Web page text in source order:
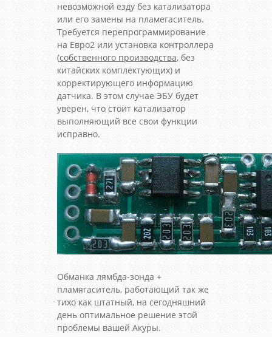
невозможной езду без катализатора
или его замены на пламегаситель.
Требуется перепрограммирование
на Евро2 или установка контроллера
(собственного производства, без
китайских комплектующих) и
корректирующего информацию
датчика. В этом случае ЭБУ будет
уверен, что стоит катализатор
выполняющий все свои функции
исправно.
Обманка лямбда-зонда +
пламягаситель, работающий так же
тихо как штатный, на сегодняшний
день оптимальное решение этой
проблемы вашей Акуры.